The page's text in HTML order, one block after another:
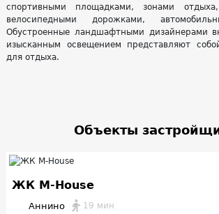
спортивными площадками, зонами
велосипедными дорожками,
Обустроенные ландшафтными дизайнерами
изысканным освещением представляют
для отдыха.
Объекты
ЖК M-House
Аннино 19 мин